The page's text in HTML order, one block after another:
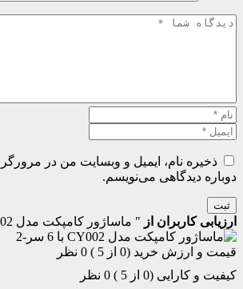
ذخیره نام، ایمیل و وبسایت من در
دوباره دیدگاهی می‌نویسم.
ثبت
ارزیابی کاربران از " ماساژور کامپکت مدل CY002 با 6 سر "
قیمت و ارزش خرید (0 از 5 )
0 نظر
کیفیت و کارایی (0 از 5 )
0 نظر